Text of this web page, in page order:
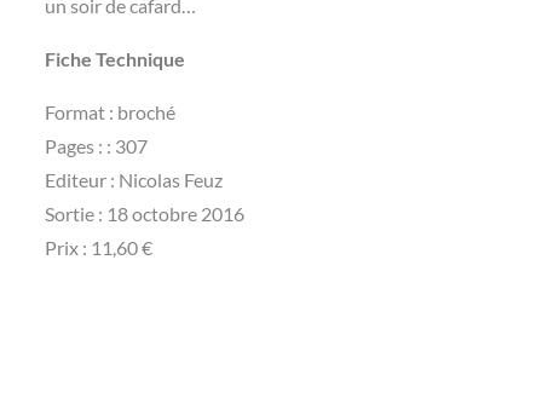
un soir de cafard…
Fiche Technique
Format : broché
Pages : : 307
Editeur : Nicolas Feuz
Sortie : 18 octobre 2016
Prix : 11,60 €